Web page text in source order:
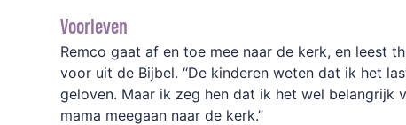
Voorleven
Remco gaat af en toe mee naar de kerk, en leest
voor uit de Bijbel. “De kinderen weten dat ik het
geloven. Maar ik zeg hen dat ik het wel belangrijk
mama meegaan naar de kerk.”